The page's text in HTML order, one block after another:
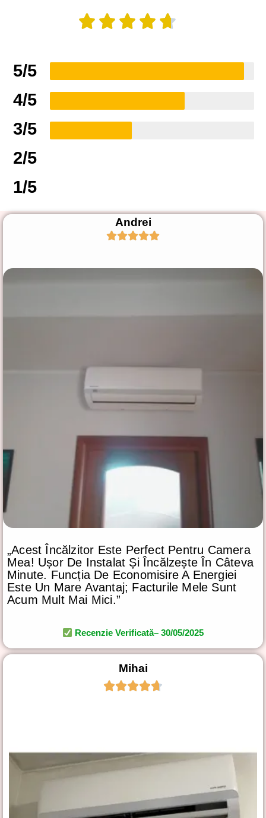
5/5
4/5
3/5
2/5
1/5
Andrei
„Acest Încălzitor Este Perfect Pentru Camera
Mea! Ușor De Instalat Și Încălzește În Câteva
Minute. Funcția De Economisire A Energiei
Este Un Mare Avantaj; Facturile Mele Sunt
Acum Mult Mai Mici.”
Recenzie Verificată– 30/05/2025
Mihai